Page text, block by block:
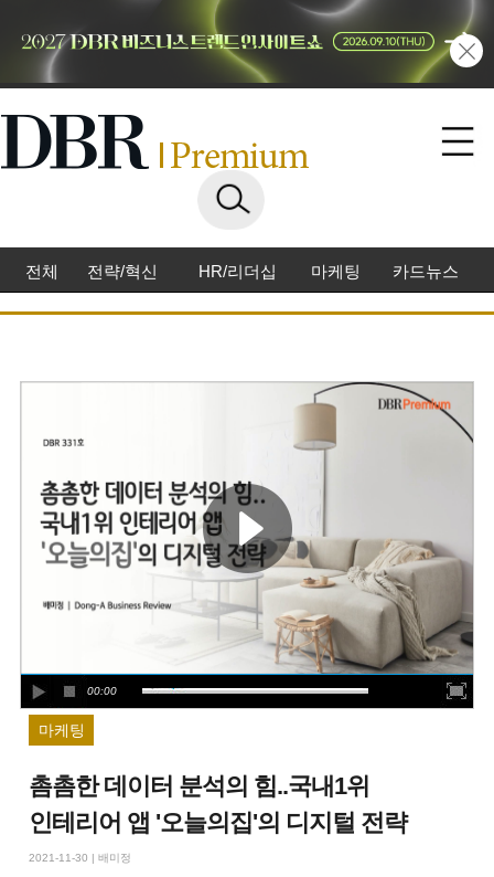
전체 전략/혁신 HR/리더십 마케팅 카드뉴스
00:00
마케팅
촘촘한 데이터 분석의 힘..국내1위
인테리어 앱 '오늘의집'의 디지털 전략
2021-11-30 |배미정